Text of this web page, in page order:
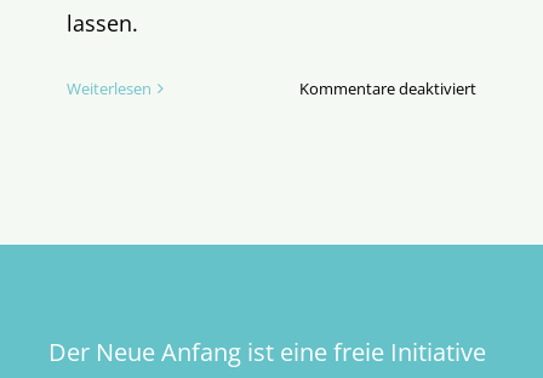
lassen.
Weiterlesen Kommentare deaktiviertfür
Der Neue Anfang ist eine freie Initiative